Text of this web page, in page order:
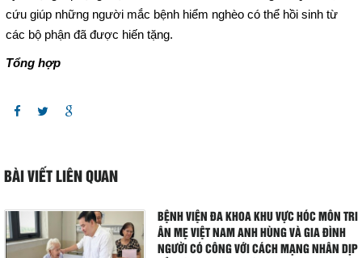
cứu giúp những người mắc bệnh hiểm nghèo có thể hồi sinh từ
các bộ phận đã được hiến tặng.
Tổng hợp
BÀI VIẾT LIÊN QUAN
BỆNH VIỆN ĐA KHOA KHU VỰC HÓC MÔN TRI
ÂN MẸ VIỆT NAM ANH HÙNG VÀ GIA ĐÌNH
NGƯỜI CÓ CÔNG VỚI CÁCH MẠNG NHÂN DỊP
Thư giãn
Báo cáo CTQLCSNB
LIÊN HỆ